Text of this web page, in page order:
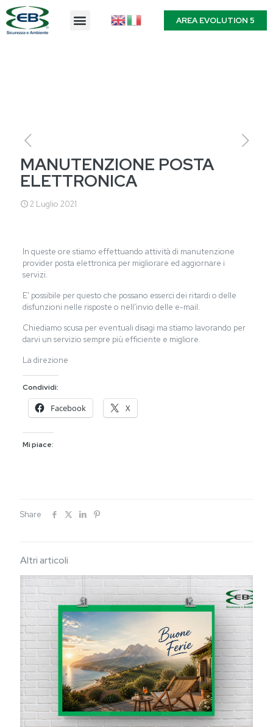
AREA EVOLUTION 5
MANUTENZIONE POSTA
ELETTRONICA
2 Luglio 2021
In queste ore stiamo effettuando attività di manutenzione
provider posta elettronica per migliorare ed aggiornare i
servizi.
E’ possibile per questo che possano esserci dei ritardi o delle
disfunzioni nelle risposte o nell’invio delle e-mail.
Chiediamo scusa per eventuali disagi ma stiamo lavorando per
darvi un servizio sempre più efficiente e migliore.
La direzione
Condividi:
Facebook X
Mi piace:
Share
Altri articoli